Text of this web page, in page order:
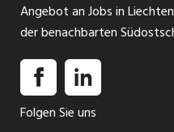
Angebot an Jobs in
der benachbarten
Folgen Sie uns